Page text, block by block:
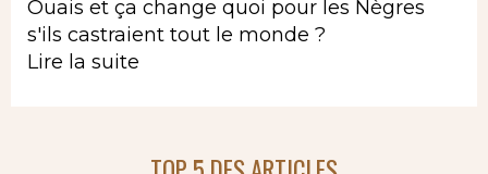
Ouais et ça change quoi pour les Nègres
s'ils castraient tout le monde ?
Lire la suite